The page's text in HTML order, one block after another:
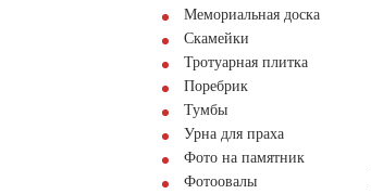
Мемориальная доска
Скамейки
Тротуарная плитка
Поребрик
Тумбы
Урна для праха
Фото на памятник
Фотоовалы